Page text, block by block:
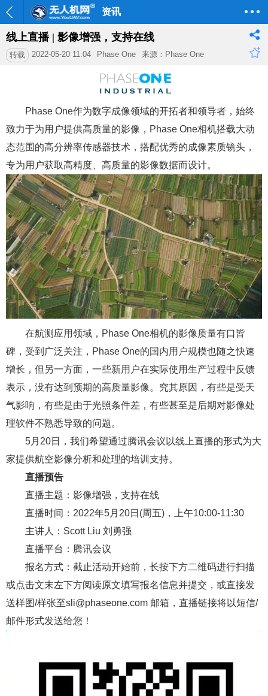
资讯
线上直播 | 影像增强，支持在线
转载 2022-05-20 11:04 Phase One 来源：Phase One
Phase One作为数字成像领域的开拓者和领导者，始终
致力于为用户提供高质量的影像，Phase One相机搭载大动
态范围的高分辨率传感器技术，搭配优秀的成像素质镜头，
专为用户获取高精度、高质量的影像数据而设计。
在航测应用领域，Phase One相机的影像质量有口皆
碑，受到广泛关注，Phase One的国内用户规模也随之快速
增长，但另一方面，一些新用户在实际使用生产过程中反馈
表示，没有达到预期的高质量影像。究其原因，有些是受天
气影响，有些是由于光照条件差，有些甚至是后期对影像处
理软件不熟悉导致的问题。
5月20日，我们希望通过腾讯会议以线上直播的形式为大
家提供航空影像分析和处理的培训支持。
直播预告
直播主题：影像增强，支持在线
直播时间：2022年5月20日(周五)，上午10:00-11:30
主讲人：Scott Liu 刘勇强
直播平台：腾讯会议
报名方式：截止活动开始前，长按下方二维码进行扫描
或点击文末左下方阅读原文填写报名信息并提交，或直接发
送样图/样张至sli@phaseone.com 邮箱，直播链接将以短信/
邮件形式发送给您！